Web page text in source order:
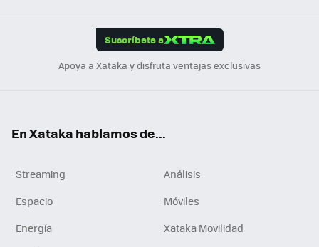
Suscríbete a
Apoya a Xataka y disfruta ventajas exclusivas
En Xataka hablamos de...
Streaming
Análisis
Espacio
Móviles
Energía
Xataka Movilidad